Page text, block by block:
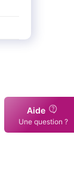
Aide
Une question ?